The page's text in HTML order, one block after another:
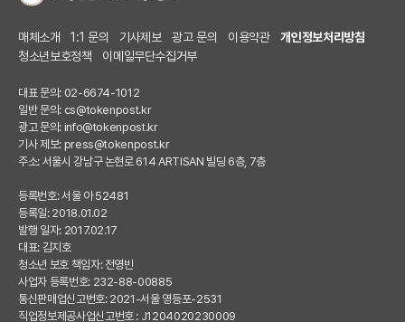
매체소개 1:1 문의 기사제보 광고 문의 이용약관
개인정보처리방침
청소년보호정책
이메일무단수집거부
대표 문의: 02-6674-1012
일반 문의: cs@tokenpost.kr
광고 문의: info@tokenpost.kr
기사 제보: press@tokenpost.kr
주소: 서울시 강남구 논현로 614 ARTISAN 빌딩 6층, 7층
등록번호: 서울 아 52481
등록일: 2018.01.02
발행 일자: 2017.02.17
대표: 김지호
청소년 보호 책임자: 전영빈
사업자 등록번호: 232-88-00885
통신판매업신고번호: 2021-서울 영등포-2531
직업정보제공사업신고번호 : J1204020230009